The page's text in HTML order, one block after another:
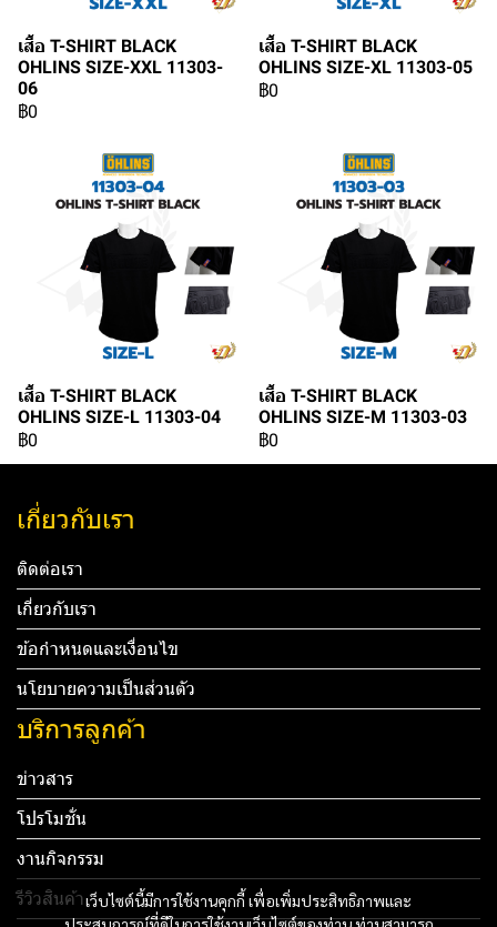
เสื้อ T-SHIRT BLACK
OHLINS SIZE-XXL 11303-
06
฿0
เสื้อ T-SHIRT BLACK
OHLINS SIZE-XL 11303-05
฿0
เสื้อ T-SHIRT BLACK
OHLINS SIZE-L 11303-04
฿0
เสื้อ T-SHIRT BLACK
OHLINS SIZE-M 11303-03
฿0
เว็บไซต์นี้มีการใช้งานคุกกี้ เพื่อเพิ่มประสิทธิภาพและ
เกี่ยวกับเรา
ติดต่อเรา
เกี่ยวกับเรา
ข้อกำหนดและเงื่อนไข
นโยบายความเป็นส่วนตัว
บริการลูกค้า
ข่าวสาร
โปรโมชั่น
งานกิจกรรม
รีวิวสินค้า